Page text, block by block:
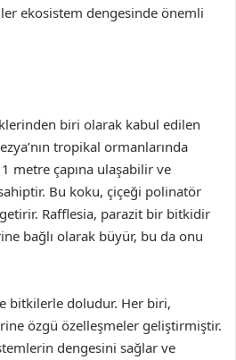
ekosistem dengesinde önemli
biri olarak kabul edilen
tropikal ormanlarında
metre çapına ulaşabilir ve
Bu koku, çiçeği polinatör
Rafflesia, parazit bir bitkidir
bağlı olarak büyür, bu da onu
bitkilerle doludur. Her biri,
özgü özelleşmeler geliştirmiştir.
dengesini sağlar ve